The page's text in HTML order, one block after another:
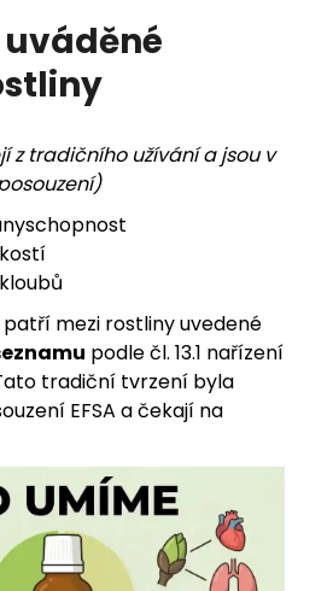
z tradičního užívání a jsou v
mezi rostliny uvedené
podle čl. 13.1 nařízení
tradiční tvrzení byla
EFSA a čekají na